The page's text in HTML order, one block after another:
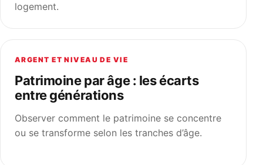
logement.
ARGENT ET NIVEAU DE VIE
Patrimoine par âge : les écarts
entre générations
Observer comment le patrimoine se concentre
ou se transforme selon les tranches d’âge.